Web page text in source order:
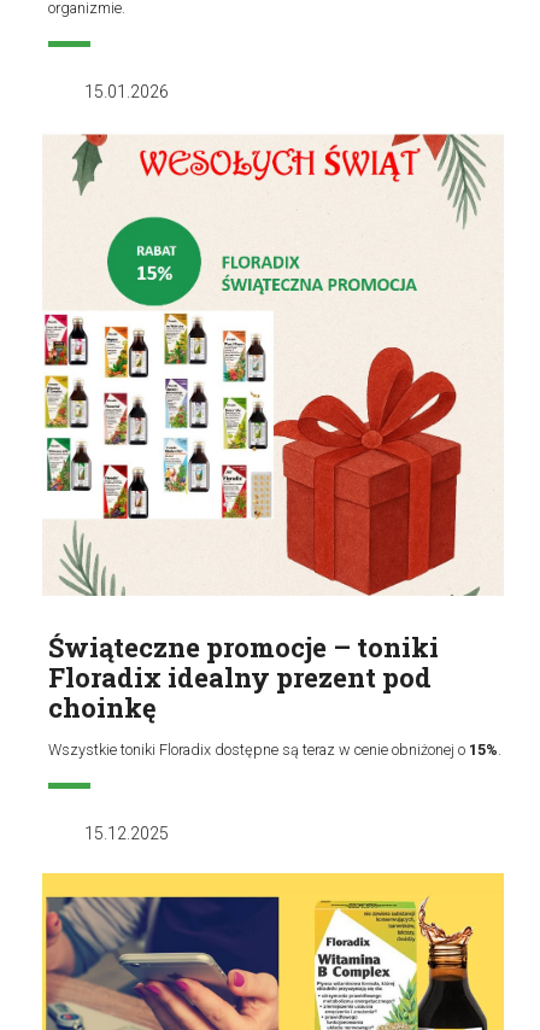
organizmie.
15.01.2026
Świąteczne promocje – toniki
Floradix idealny prezent pod
choinkę
Wszystkie toniki Floradix dostępne są teraz w cenie obniżonej o 15%.
15.12.2025